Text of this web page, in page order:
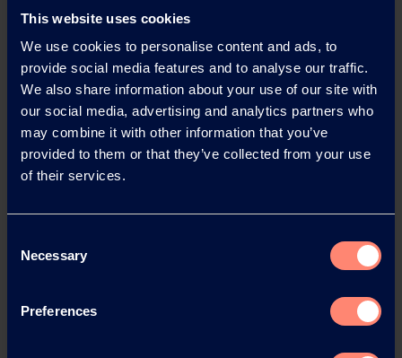
This website uses cookies
We use cookies to personalise content and ads, to
provide social media features and to analyse our traffic.
We also share information about your use of our site with
our social media, advertising and analytics partners who
may combine it with other information that you’ve
provided to them or that they’ve collected from your use
of their services.
Selection
Necessary
Preferences
Kontakt zu KURARAY
POVAL™
technische Unterstützung oder wollen
eine Musteranfrage stellen?